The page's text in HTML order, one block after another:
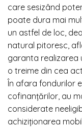
care sesizând
poate dura mai
un astfel de loc,
natural pitoresc,
garanta realizarea
o treime din cea
În afara fondurilor
cofinanțărilor, au
considerate
achiziționarea